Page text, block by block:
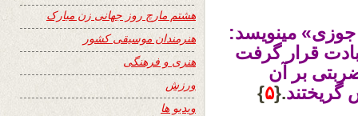
مینویسد:
قرار گرفت
بر آن
گریختند.{۵}
هشتم مارچ روز جهانی زن مبارک
هنرمندان موسیقی کشور
هنری و فرهنگی
ورزش
ویدیو ها